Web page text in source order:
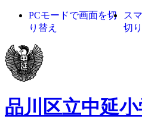
PCモードで画面を切
り替え
ス
切
品川区立中延